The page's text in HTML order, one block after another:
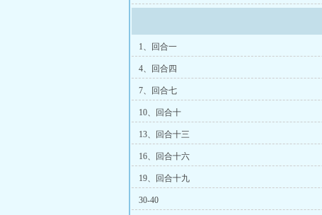
1、回合一
4、回合四
7、回合七
10、回合十
13、回合十三
16、回合十六
19、回合十九
30-40